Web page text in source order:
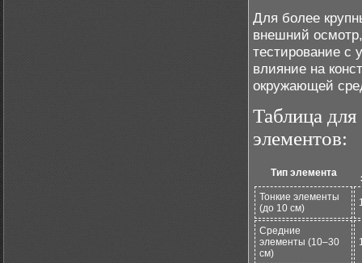
Для более
внешний
тестирование с
влияние на
окружающей
Таблица
элементов:
Тип элемента
Тонкие элементы
(до 10 см)
Средние
элементы (10–30
см)